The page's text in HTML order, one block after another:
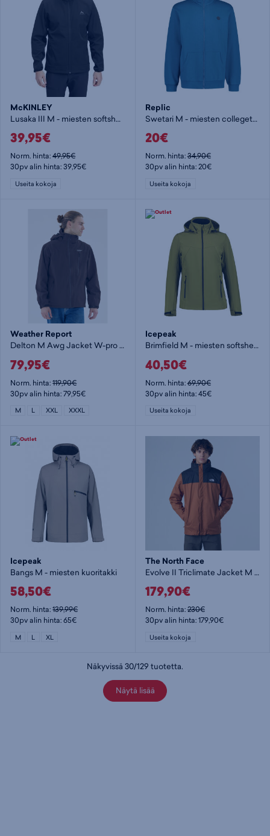
McKINLEY
Lusaka III M - miesten softshelltakki
39,95€
Norm. hinta:49,95€
30pv alin hinta: 39,95€
Useita kokoja
Replic
Swetari M - miesten collegetakki
20€
Norm. hinta:34,90€
30pv alin hinta: 20€
Useita kokoja
Weather Report
Delton M Awg Jacket W-pro 15000 - miesten kuoritakki
79,95€
Norm. hinta:119,90€
30pv alin hinta: 79,95€
M L XXL XXXL
Icepeak
Brimfield M - miesten softshelltakki
40,50€
Norm. hinta:69,90€
30pv alin hinta: 45€
Useita kokoja
Icepeak
Bangs M - miesten kuoritakki
58,50€
Norm. hinta:139,99€
30pv alin hinta: 65€
M L XL
The North Face
Evolve II Triclimate Jacket M - miesten kuoritakki
179,90€
Norm. hinta:230€
30pv alin hinta: 179,90€
Useita kokoja
Näkyvissä 30/129 tuotetta.
Näytä lisää